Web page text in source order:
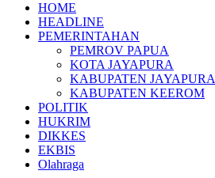
HOME
HEADLINE
PEMERINTAHAN
PEMROV PAPUA
KOTA JAYAPURA
KABUPATEN JAYAPURA
KABUPATEN KEEROM
POLITIK
HUKRIM
DIKKES
EKBIS
Olahraga